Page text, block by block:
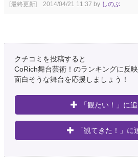
[最終更新] 2014/04/21 11:37 by しのぶ
クチコミを投稿すると
CoRich舞台芸術！のランキングに反映
面白そうな舞台を応援しましょう！
「観たい！」に
「観てきた！」に